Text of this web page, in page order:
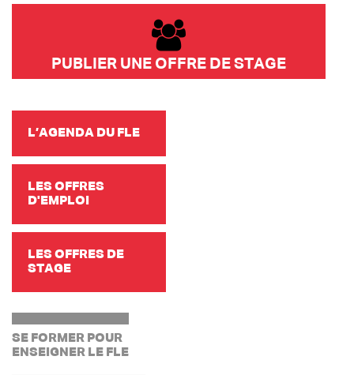
PUBLIER UNE OFFRE DE STAGE
L’AGENDA DU FLE
LES OFFRES
D'EMPLOI
LES OFFRES DE
STAGE
SE FORMER POUR
ENSEIGNER LE FLE